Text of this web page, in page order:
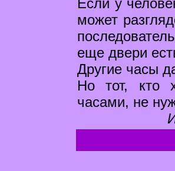
Если у
может
еще двери
Другие часы
Но тот, кто
часами, не